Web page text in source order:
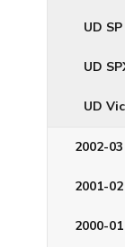
UD
UD
UD
2002-03
2001-02
2000-01